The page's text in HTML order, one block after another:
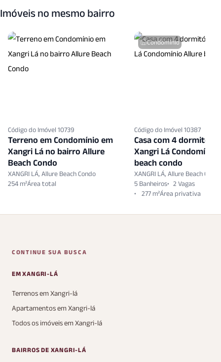
Imóveis no mesmo bairro
Código do Imóvel 10739
Terreno em Condomínio em
Xangri Lá no bairro Allure
Beach Condo
XANGRI LÁ, Allure Beach Condo
254 m²
Condomínio
Código do Imóvel 10387
Casa com 4
Xangri Lá Condomínio
beach condo
XANGRI LÁ, Allure Beach
5 Banheiros
2 Vagas
277 m²
CONTINUE SUA BUSCA
EM XANGRI-LÁ
Terrenos em Xangri-lá
Apartamentos em Xangri-lá
Todos os imóveis em Xangri-lá
BAIRROS DE XANGRI-LÁ